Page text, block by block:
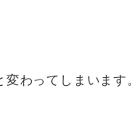
変わってしまいます。